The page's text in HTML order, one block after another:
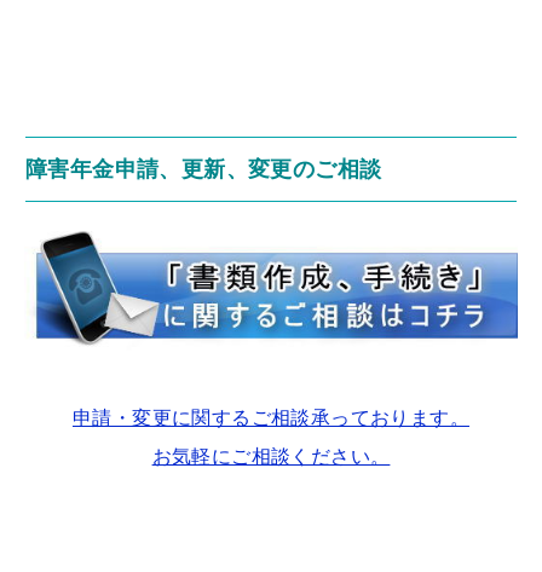
障害年金申請、更新、変更のご相談
申請・変更に関するご相談承っております。
お気軽にご相談ください。